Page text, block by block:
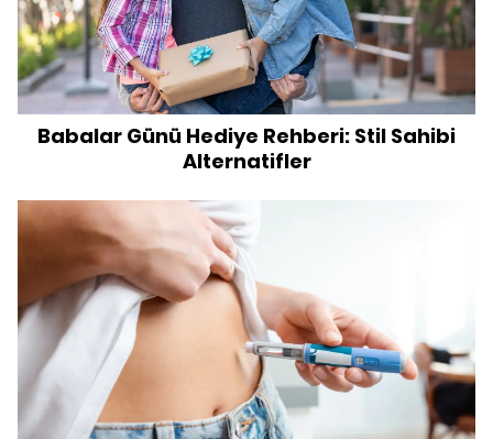
Babalar Günü Hediye Rehberi: Stil Sahibi
Alternatifler